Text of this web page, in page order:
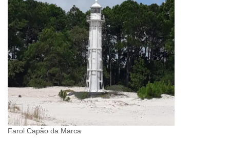
Farol Capão da Marca